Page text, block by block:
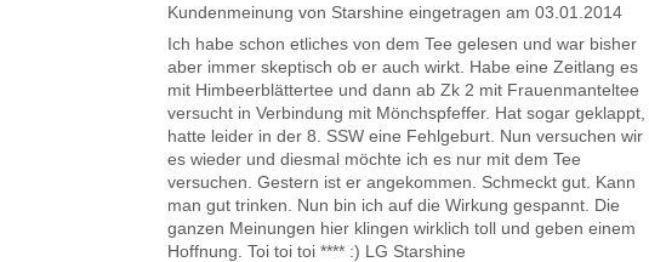
Kundenmeinung von Starshine eingetragen am 03.01.2014
Ich habe schon etliches von dem Tee gelesen und war bisher
aber immer skeptisch ob er auch wirkt. Habe eine Zeitlang es
mit Himbeerblättertee und dann ab Zk 2 mit Frauenmanteltee
versucht in Verbindung mit Mönchspfeffer. Hat sogar geklappt,
hatte leider in der 8. SSW eine Fehlgeburt. Nun versuchen wir
es wieder und diesmal möchte ich es nur mit dem Tee
versuchen. Gestern ist er angekommen. Schmeckt gut. Kann
man gut trinken. Nun bin ich auf die Wirkung gespannt. Die
ganzen Meinungen hier klingen wirklich toll und geben einem
Hoffnung. Toi toi toi **** :) LG Starshine